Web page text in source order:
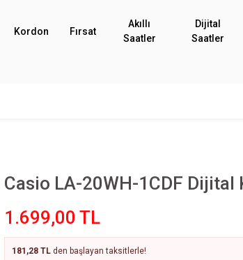
Kordon Fırsat
Akıllı
Saatler
Dijital
Saatler
Casio LA-20WH-1CDF Dijital
1.699,00 TL
181,28 TL den başlayan taksitlerle!